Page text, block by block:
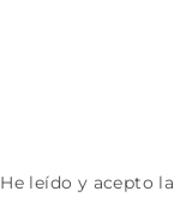
He leído y acepto la